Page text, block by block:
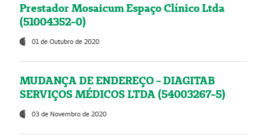
Prestador Mosaicum Espaço Clínico Ltda
(51004352-0)
01 de Outubro de 2020
MUDANÇA DE ENDEREÇO - DIAGITAB
SERVIÇOS MÉDICOS LTDA (54003267-5)
03 de Novembro de 2020